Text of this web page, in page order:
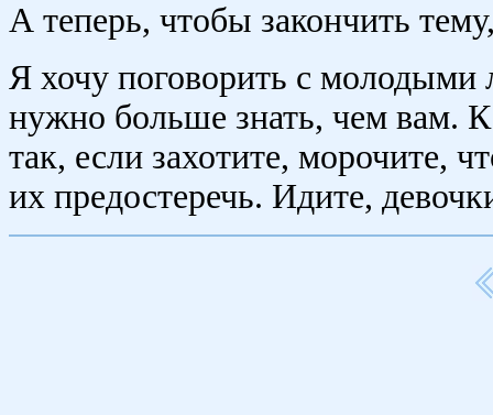
А теперь, чтобы закончить
Я хочу поговорить с
нужно больше знать, чем вам.
так, если захотите, морочите,
их предостеречь. Идите,